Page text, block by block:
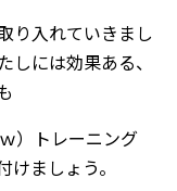
り入れていきまし
には効果ある、
）トレーニング
ましょう。